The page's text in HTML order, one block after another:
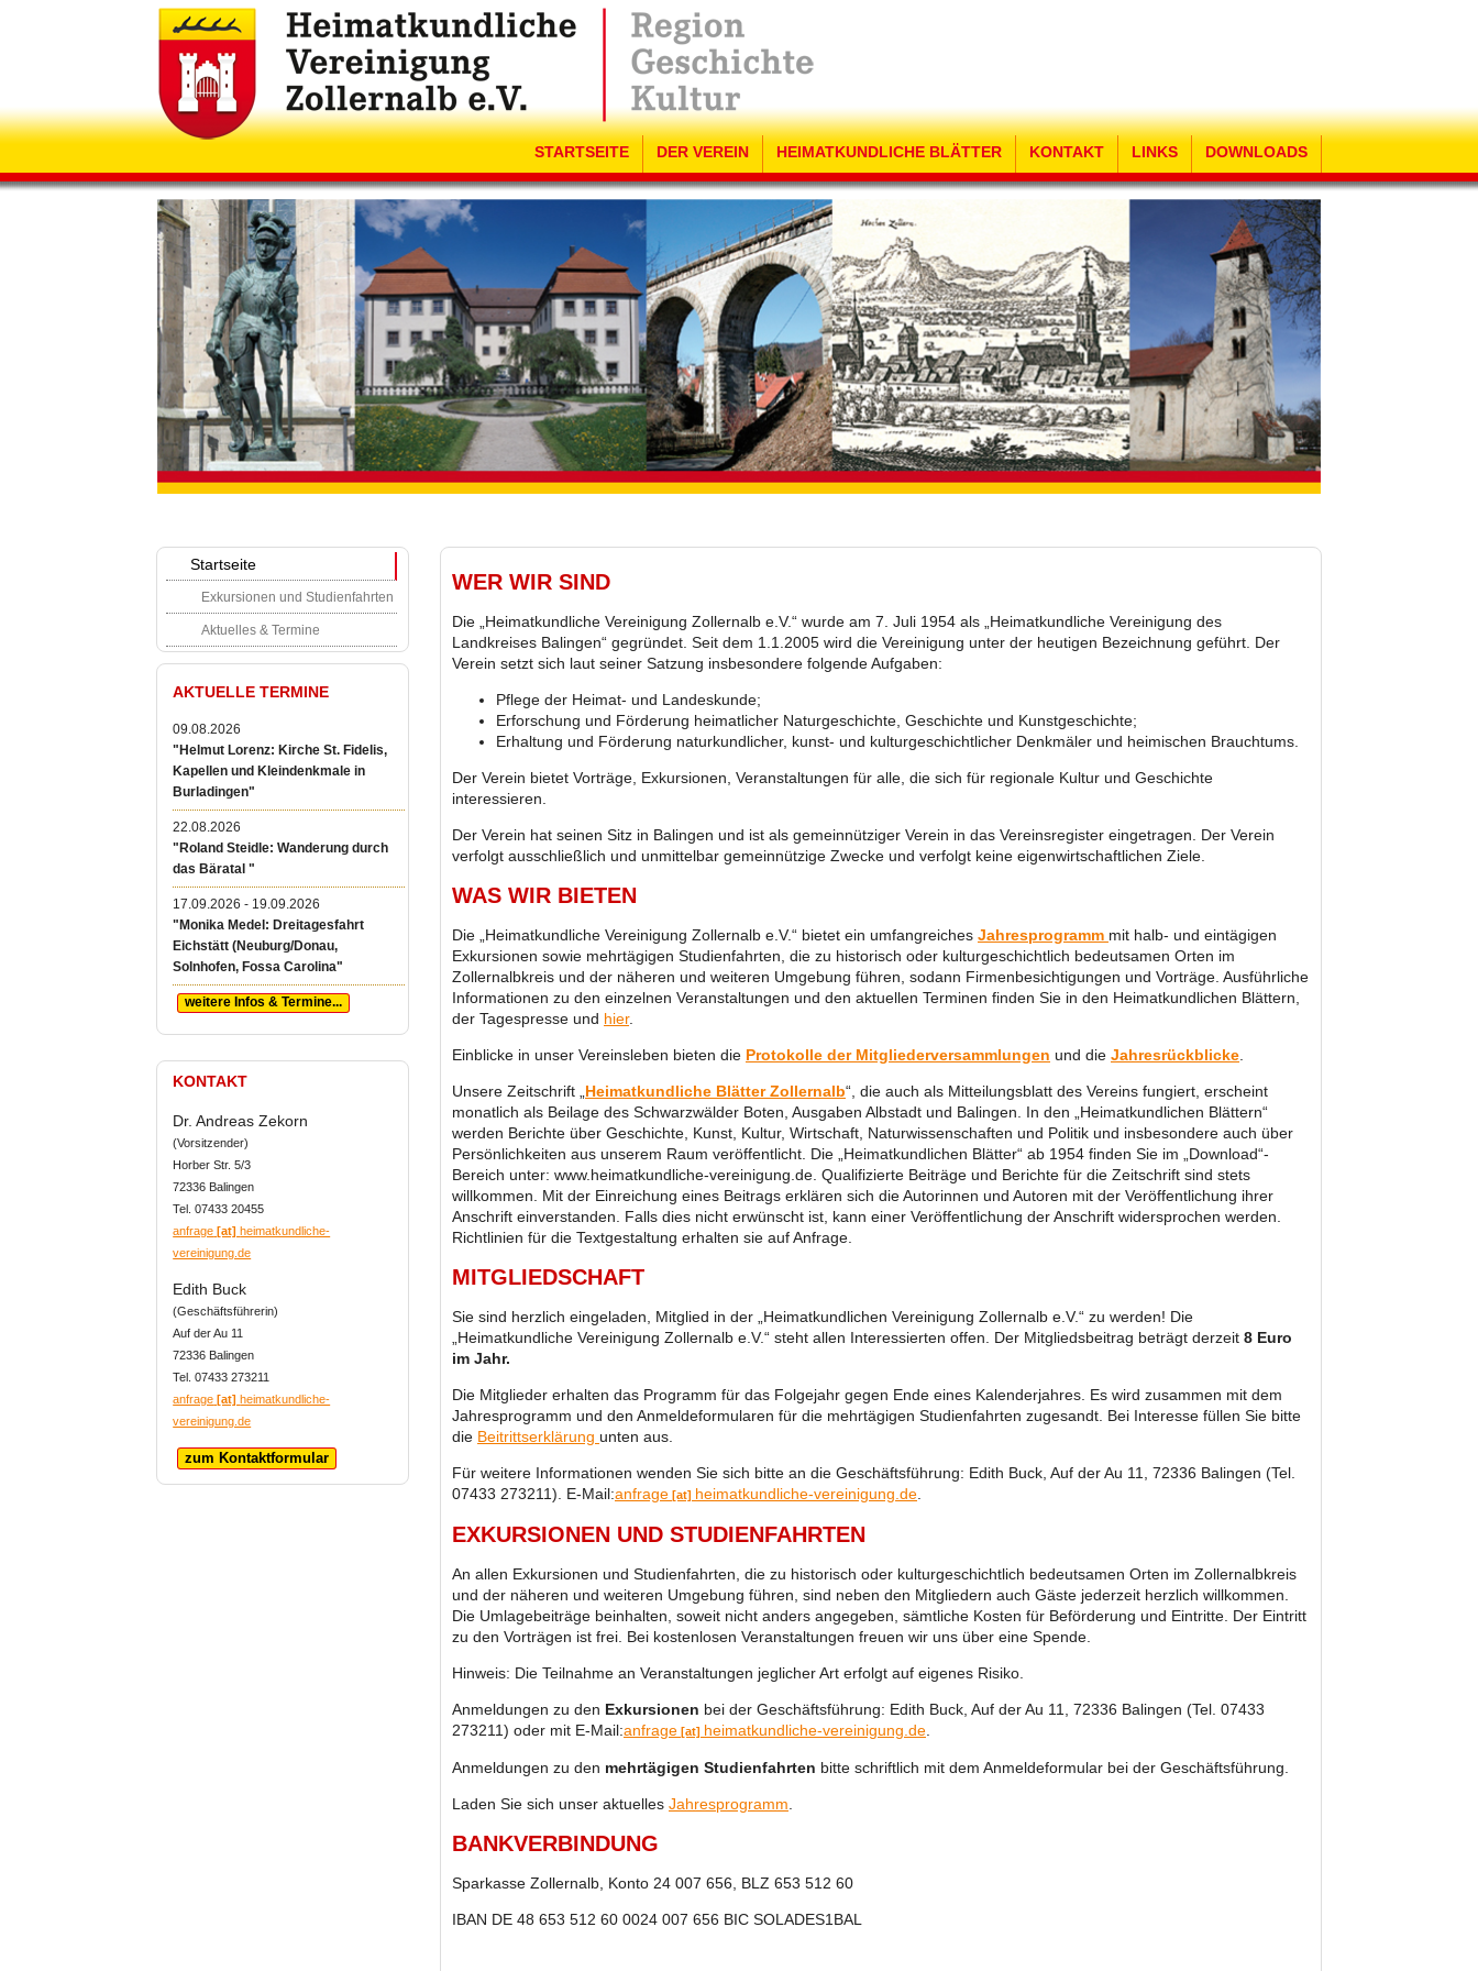
STARTSEITE DER VEREIN HEIMATKUNDLICHE BLÄTTER KONTAKT LINKS DOWNLOADS
WER WIR SIND
Die „Heimatkundliche Vereinigung Zollernalb e.V.“ wurde am 7. Juli 1954 als „Heimatkundliche Vereinigung des
Landkreises Balingen“ gegründet. Seit dem 1.1.2005 wird die Vereinigung unter der heutigen Bezeichnung geführt. Der
Verein setzt sich laut seiner Satzung insbesondere folgende Aufgaben:
Pflege der Heimat- und Landeskunde;
Erforschung und Förderung heimatlicher Naturgeschichte, Geschichte und Kunstgeschichte;
Erhaltung und Förderung naturkundlicher, kunst- und kulturgeschichtlicher Denkmäler und heimischen Brauchtums.
Der Verein bietet Vorträge, Exkursionen, Veranstaltungen für alle, die sich für regionale Kultur und Geschichte
interessieren.
Der Verein hat seinen Sitz in Balingen und ist als gemeinnütziger Verein in das Vereinsregister eingetragen. Der Verein
verfolgt ausschließlich und unmittelbar gemeinnützige Zwecke und verfolgt keine eigenwirtschaftlichen Ziele.
WAS WIR BIETEN
Die „Heimatkundliche Vereinigung Zollernalb e.V.“ bietet ein umfangreiches Jahresprogramm mit halb- und eintägigen
Exkursionen sowie mehrtägigen Studienfahrten, die zu historisch oder kulturgeschichtlich bedeutsamen Orten im
Zollernalbkreis und der näheren und weiteren Umgebung führen, sodann Firmenbesichtigungen und Vorträge. Ausführliche
Informationen zu den einzelnen Veranstaltungen und den aktuellen Terminen finden Sie in den Heimatkundlichen Blättern,
der Tagespresse und hier.
Einblicke in unser Vereinsleben bieten die Protokolle der Mitgliederversammlungen und die Jahresrückblicke
Unsere Zeitschrift „ Heimatkundliche Blätter Zollernalb“, die auch als Mitteilungsblatt des Vereins fungiert, erscheint
monatlich als Beilage des Schwarzwälder Boten, Ausgaben Albstadt und Balingen. In den „Heimatkundlichen Blättern“
werden Berichte über Geschichte, Kunst, Kultur, Wirtschaft, Naturwissenschaften und Politik und insbesondere auch über
Persönlichkeiten aus unserem Raum veröffentlicht. Die „Heimatkundlichen Blätter“ ab 1954 finden Sie im „Download“-
Bereich unter: www.heimatkundliche-vereinigung.de. Qualifizierte Beiträge und Berichte für die Zeitschrift sind stets
willkommen. Mit der Einreichung eines Beitrags erklären sich die Autorinnen und Autoren mit der Veröffentlichung ihrer
Anschrift einverstanden. Falls dies nicht erwünscht ist, kann einer Veröffentlichung der Anschrift widersprochen werden.
Richtlinien für die Textgestaltung erhalten sie auf Anfrage.
MITGLIEDSCHAFT
Sie sind herzlich eingeladen, Mitglied in der „Heimatkundlichen Vereinigung Zollernalb e.V.“ zu werden! Die
„Heimatkundliche Vereinigung Zollernalb e.V.“ steht allen Interessierten offen. Der Mitgliedsbeitrag beträgt derzeit 8 Euro
im Jahr.
Die Mitglieder erhalten das Programm für das Folgejahr gegen Ende eines Kalenderjahres. Es wird zusammen mit dem
Jahresprogramm und den Anmeldeformularen für die mehrtägigen Studienfahrten zugesandt. Bei Interesse füllen Sie bitte
die Beitrittserklärung unten aus.
Für weitere Informationen wenden Sie sich bitte an die Geschäftsführung: Edith Buck, Auf der Au 11, 72336 Balingen (Tel.
07433 273211). E-Mail:anfrage [at] heimatkundliche-vereinigung.de
EXKURSIONEN UND STUDIENFAHRTEN
An allen Exkursionen und Studienfahrten, die zu historisch oder kulturgeschichtlich bedeutsamen Orten im Zollernalbkreis
und der näheren und weiteren Umgebung führen, sind neben den Mitgliedern auch Gäste jederzeit herzlich willkommen.
Die Umlagebeiträge beinhalten, soweit nicht anders angegeben, sämtliche Kosten für Beförderung und Eintritte. Der Eintritt
zu den Vorträgen ist frei. Bei kostenlosen Veranstaltungen freuen wir uns über eine Spende.
Hinweis: Die Teilnahme an Veranstaltungen jeglicher Art erfolgt auf eigenes Risiko.
Anmeldungen zu den Exkursionen bei der Geschäftsführung: Edith Buck, Auf der Au 11, 72336 Balingen (Tel. 07433
273211) oder mit E-Mail:anfrage [at] heimatkundliche-vereinigung.de
Anmeldungen zu den mehrtägigen Studienfahrten bitte schriftlich mit dem Anmeldeformular bei der Geschäftsführung.
Laden Sie sich unser aktuelles Jahresprogramm
BANKVERBINDUNG
Sparkasse Zollernalb, Konto 24 007 656, BLZ 653 512 60
IBAN DE 48 653 512 60 0024 007 656 BIC SOLADES1BAL
Startseite
Exkursionen und Studienfahrten
Aktuelles & Termine
AKTUELLE TERMINE
09.08.2026
"Helmut Lorenz: Kirche St. Fidelis,
Kapellen und Kleindenkmale in
Burladingen"
22.08.2026
"Roland Steidle: Wanderung durch
das Bäratal "
17.09.2026 - 19.09.2026
"Monika Medel: Dreitagesfahrt
Eichstätt (Neuburg/Donau,
Solnhofen, Fossa Carolina"
weitere Infos & Termine...
KONTAKT
Dr. Andreas Zekorn
(Vorsitzender)
Horber Str. 5/3
72336 Balingen
Tel. 07433 20455
anfrage [at]heimatkundliche-
vereinigung.de
Edith Buck
(Geschäftsführerin)
Auf der Au 11
72336 Balingen
Tel. 07433 273211
anfrage [at]heimatkundliche-
vereinigung.de
zum Kontaktformular